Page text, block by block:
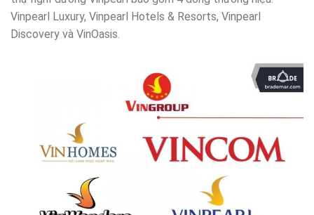
Vinpearl Luxury, Vinpearl Hotels & Resorts, Vinpearl
Discovery và VinOasis.